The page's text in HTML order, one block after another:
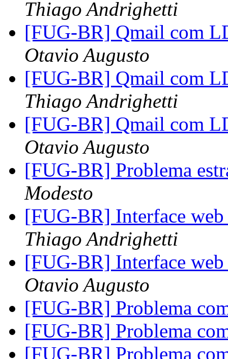
Thiago Andrighetti
[FUG-BR] Qmail com
Otavio Augusto
[FUG-BR] Qmail com
Thiago Andrighetti
[FUG-BR] Qmail com
Otavio Augusto
[FUG-BR] Problema
Modesto
[FUG-BR] Interface
Thiago Andrighetti
[FUG-BR] Interface
Otavio Augusto
[FUG-BR] Problema
[FUG-BR] Problema
[FUG-BR] Problema